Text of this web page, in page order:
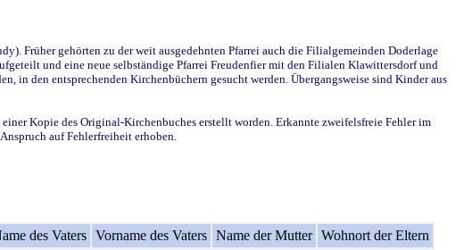
Früher gehörten zu der weit ausgedehnten Pfarrei auch die Filialgemeinden Doderlage
und eine neue selbständige Pfarrei Freudenfier mit den Filialen Klawittersdorf und
den entsprechenden Kirchenbüchern gesucht werden. Übergangsweise sind Kinder aus
Kopie des Original-Kirchenbuches erstellt worden. Erkannte zweifelsfreie Fehler im
auf Fehlerfreiheit erhoben.
des Vaters Vorname des Vaters Name der Mutter Wohnort der Eltern